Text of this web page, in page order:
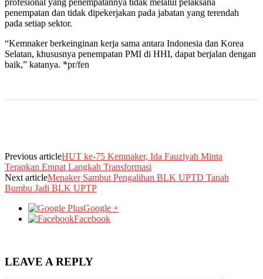
penempatan dan tidak dipekerjakan pada jabatan yang terendah
pada setiap sektor.
“Kemnaker berkeinginan kerja sama antara Indonesia dan Korea
Selatan, khususnya penempatan PMI di HHI, dapat berjalan dengan
baik,” katanya. *pr/fen
Previous articleHUT ke-75 Kemnaker, Ida Fauziyah Minta
Terapkan Empat Langkah Transformasi
Next articleMenaker Sambut Pengalihan BLK UPTD Tanah
Bumbu Jadi BLK UPTP
Google +
Facebook
LEAVE A REPLY